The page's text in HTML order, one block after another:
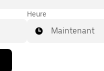
Heure
Maintenant